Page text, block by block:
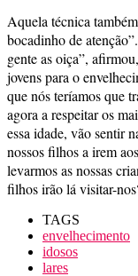
Aquela técnica
bocadinho de
gente as oiça”,
jovens para o
que nós teríamos que
agora a respeitar os
essa idade, vão sentir
nossos filhos a irem
levarmos as nossas
filhos irão lá visitar-
TAGS
envelhecimento
idosos
lares